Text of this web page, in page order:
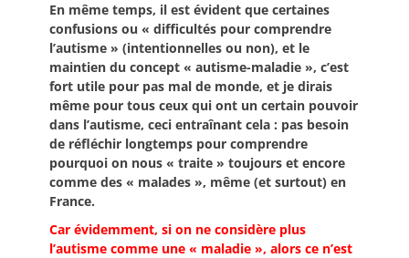
En même temps, il est évident que certaines
confusions ou « difficultés pour comprendre
l’autisme » (intentionnelles ou non), et le
maintien du concept « autisme-maladie », c’est
fort utile pour pas mal de monde, et je dirais
même pour tous ceux qui ont un certain pouvoir
dans l’autisme, ceci entraînant cela : pas besoin
de réfléchir longtemps pour comprendre
pourquoi on nous « traite » toujours et encore
comme des « malades », même (et surtout) en
France.
Car évidemment, si on ne considère plus
l’autisme comme une « maladie », alors ce n’est